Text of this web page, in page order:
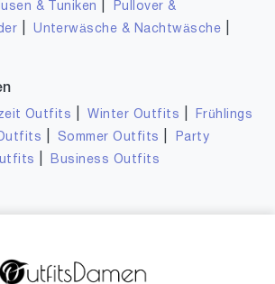
& Tuniken
Pullover &
|Unterwäsche & Nachtwäsche
Outfits |Winter Outfits
Frühlings
Sommer Outfits
Party
Business Outfits